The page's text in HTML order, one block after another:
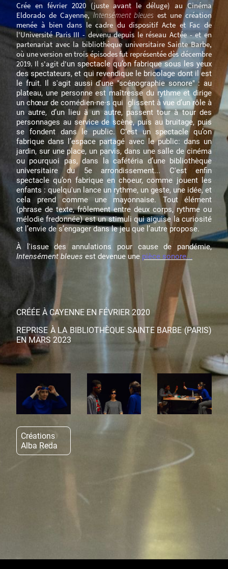
Crée en février 2020 (juste avant le déluge) au Cinéma
Eldorado de Cayenne, Intensément bleues est une création
menée à bien dans le cadre du dispositif Acte et Fac de
l'Université Paris III - devenu depuis le réseau Actée - et en
partenariat avec la bibliothèque universitaire Sainte Barbe,
où une version en trois épisodes fut représentée dès décembre
2019. Il s'agit d'un spectacle qu’on fabrique sous les yeux
des spectateurs, et qui revendique le bricolage dont il est
le fruit. Il s'agit aussi d'une "scénographie sonore" : au
plateau, une personne est maîtresse du rythme et dirige
un chœur de comédien·ne·s qui glissent à vue d’un rôle à
un autre, d’un lieu à un autre, passent tour à tour des
personnages au service de scène, puis au bruitage, puis
se fondent dans le public. C'est un spectacle qu’on
fabrique dans l’espace partagé avec le public: dans un
jardin, sur une place, un parvis, dans une salle de cinéma
ou pourquoi pas, dans la cafétéria d’une bibliothèque
universitaire du 5e arrondissement... C'est enfin
spectacle qu’on fabrique en choeur, comme jouent les
enfants : quelqu'un lance un rythme, un geste, une idée, et
cela prend comme une mayonnaise. Tout élément
(phrase de texte, frôlement entre deux corps, rythme ou
mélodie fredonnée) est un stimuli qui aiguise la curiosité
et l’envie de s’engager dans le jeu que l’autre propose.
À l'issue des annulations pour cause de pandémie,
Intensément bleues est devenue une pièce sonore...
CRÉÉE À CAYENNE EN FÉVRIER 2020
REPRISE À LA BIBLIOTHÈQUE SAINTE BARBE (PARIS)
EN MARS 2023
Créations
Alba Reda